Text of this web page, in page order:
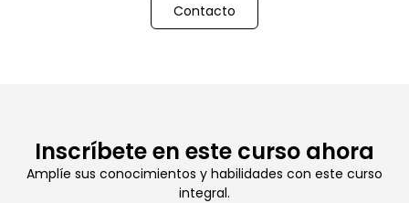
Contacto
Inscríbete en este curso ahora
Amplíe sus conocimientos y habilidades con este curso
integral.